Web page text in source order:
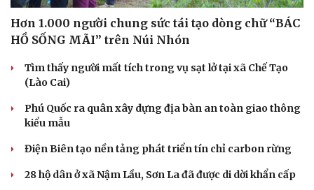
Hơn 1.000 người chung sức tái tạo dòng chữ “BÁC
HỒ SỐNG MÃI” trên Núi Nhón
Tìm thấy người mất tích trong vụ sạt lở tại xã Chế Tạo
(Lào Cai)
Phú Quốc ra quân xây dựng địa bàn an toàn giao thông
kiểu mẫu
Điện Biên tạo nền tảng phát triển tín chỉ carbon rừng
28 hộ dân ở xã Nậm Lầu, Sơn La đã được di dời khẩn cấp